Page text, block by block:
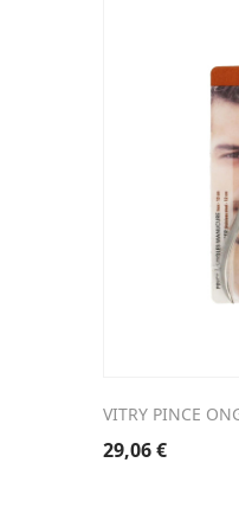
VITRY PINCE
29,06€